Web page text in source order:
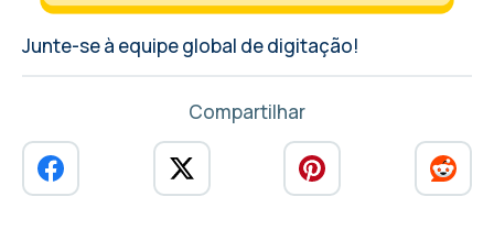
Junte-se à equipe global de digitação!
Compartilhar